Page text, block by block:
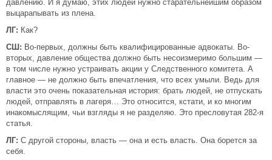
давлению. И я думаю, этих людей нужно старательнейшим образом
выцарапывать из плена.
ЛГ: Как?
СШ: Во-первых, должны быть квалифицированные адвокаты. Во-
вторых, давление общества должно быть несоизмеримо большим —
в том числе нужно устраивать акции у Следственного комитета. А
главное — не должно быть впечатления, что всех умыли. Ведь для
власти это очень показательная история: брать людей, не отпускать
людей, отправлять в лагеря… Это относится, кстати, и ко многим
инакомыслящим, чьи взгляды я не разделяю. Это пресловутая 282-я
статья.
ЛГ: С другой стороны, власть — она и есть власть. Она борется за
себя.